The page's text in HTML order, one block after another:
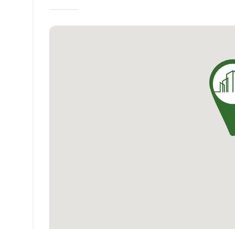
meilleure qualité de vie possible.